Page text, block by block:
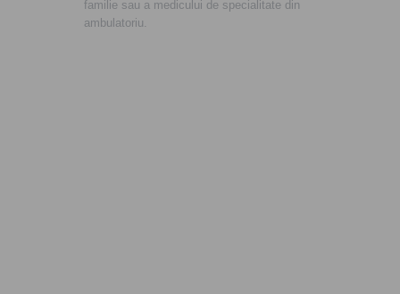
familie sau a medicului de specialitate din
ambulatoriu.